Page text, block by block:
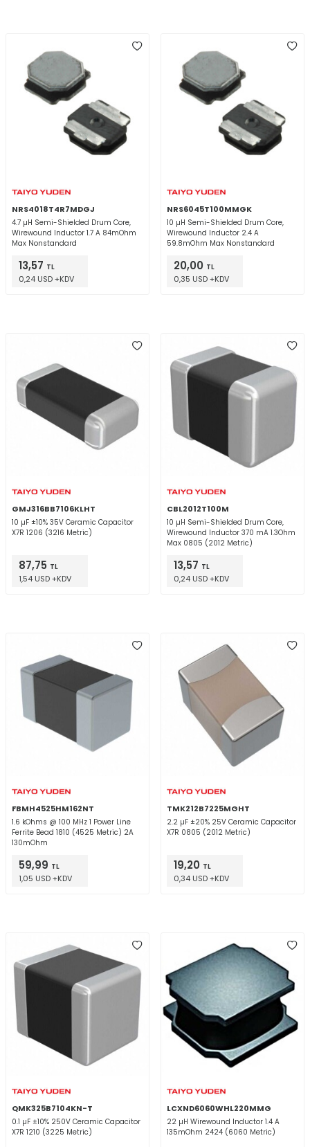
NRS4018T4R7MDGJ
4.7 µH Semi-Shielded Drum Core,
Wirewound Inductor 1.7 A 84mOhm
Max Nonstandard
13,57 TL
0,24 USD +KDV
NRS6045T100MMGK
10 µH Semi-Shielded Drum Core,
Wirewound Inductor 2.4 A
59.8mOhm Max Nonstandard
20,00 TL
0,35 USD +KDV
GMJ316BB7106KLHT
10 µF ±10% 35V Ceramic Capacitor
X7R 1206 (3216 Metric)
87,75 TL
1,54 USD +KDV
CBL2012T100M
10 µH Semi-Shielded Drum Core,
Wirewound Inductor 370 mA 1.3Ohm
Max 0805 (2012 Metric)
13,57 TL
0,24 USD +KDV
FBMH4525HM162NT
1.6 kOhms @ 100 MHz 1 Power Line
Ferrite Bead 1810 (4525 Metric) 2A
130mOhm
59,99 TL
1,05 USD +KDV
TMK212B7225MGHT
2.2 µF ±20% 25V Ceramic Capacitor
X7R 0805 (2012 Metric)
19,20 TL
0,34 USD +KDV
QMK325B7104KN-T
0.1 µF ±10% 250V Ceramic Capacitor
X7R 1210 (3225 Metric)
LCXND6060WHL220MMG
22 µH Wirewound Inductor 1.4 A
135mOhm 2424 (6060 Metric)